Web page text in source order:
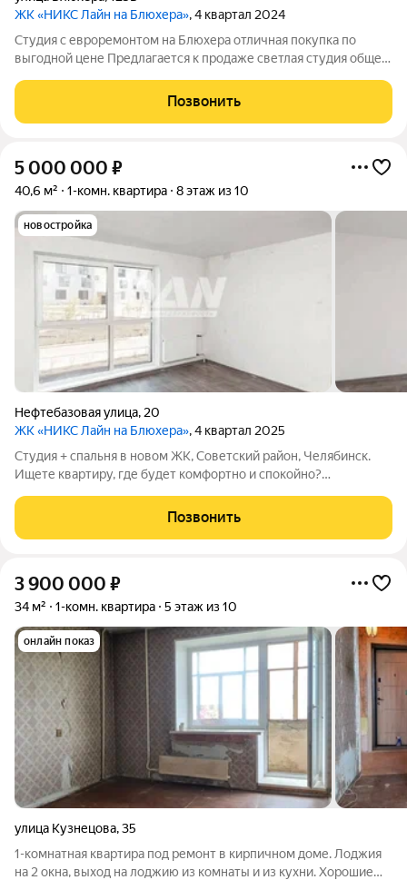
ЖК «НИКС Лайн на Блюхера», 4 квартал 2024
Студия с евроремонтом на Блюхера отличная покупка по
выгодной цене Предлагается к продаже светлая студия общей
Блюхера, г. Челябинск. Стоимость 3 050 000 руб.
конкурентное предложение для
Позвонить
5 000 000 ₽
40,6 м² 1-комн. квартира 8 этаж из 10
новостройка
Нефтебазовая улица, 20
ЖК «НИКС Лайн на Блюхера», 4 квартал 2025
Студия + спальня в новом ЖК, Советский район, Челябинск.
Ищете квартиру, где будет комфортно и спокойно?
пространство, хватит места и для
Позвонить
3 900 000 ₽
34 м² 1-комн. квартира 5 этаж из 10
онлайн показ
улица Кузнецова,35
1-комнатная квартира под ремонт в кирпичном доме. Лоджия
на 2 окна, выход на лоджию из комнаты и из кухни. Хорошие